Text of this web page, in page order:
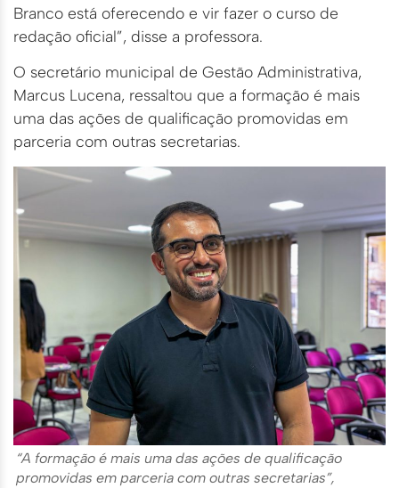
Branco está oferecendo e vir fazer o curso de
redação oficial”, disse a professora.
O secretário municipal de Gestão Administrativa,
Marcus Lucena, ressaltou que a formação é mais
uma das ações de qualificação promovidas em
parceria com outras secretarias.
“A formação é mais uma das ações de qualificação
promovidas em parceria com outras secretarias”,